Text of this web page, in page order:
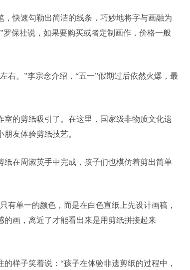
快速勾勒出简洁的线条，巧妙地将字与画融为
保社说，如果要购买或者定制画作，价格一般
右。”李宗念介绍，“五一”假期过后依然火爆，最
的剪纸吸引了。在这里，国家级非物质文化遗
友体验剪纸技艺。
在周淑英手中完成，孩子们也模仿着剪出简单
有单一的颜色，而是在白色宣纸上先设计画稿，
画，离近了才能看出来是用剪纸拼接起来
样子笑着说：“孩子在体验非遗剪纸的过程中，